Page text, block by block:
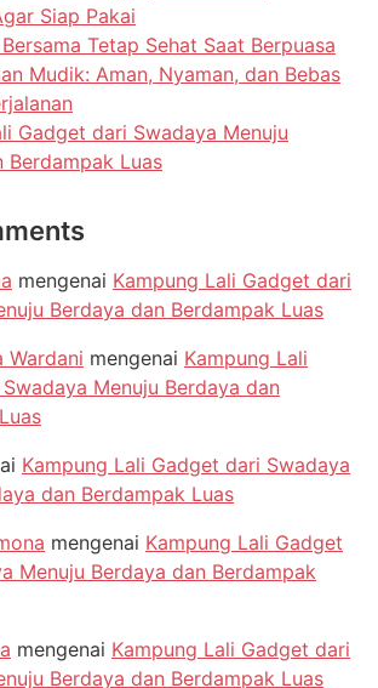
Siap Pakai
Tetap Sehat Saat Berpuasa
Mudik: Aman, Nyaman, dan Bebas
Gadget dari Swadaya Menuju
Berdampak Luas
mengenai Kampung Lali Gadget dari
Berdaya dan Berdampak Luas
Wardani mengenai Kampung Lali
Menuju Berdaya dan
Kampung Lali Gadget dari Swadaya
dan Berdampak Luas
mengenai Kampung Lali Gadget
Menuju Berdaya dan Berdampak
mengenai Kampung Lali Gadget dari
Berdaya dan Berdampak Luas